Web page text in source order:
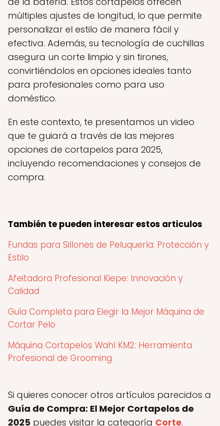
múltiples ajustes de longitud, lo que permite
personalizar el estilo de manera fácil y
efectiva. Además, su tecnología de cuchillas
asegura un corte limpio y sin tirones,
convirtiéndolos en opciones ideales tanto
para profesionales como para uso
doméstico.
En este contexto, te presentamos un video
que te guiará a través de las mejores
opciones de cortapelos para 2025,
incluyendo recomendaciones y consejos de
compra.
También te pueden interesar estos articulos
Fundas para Sillones de Peluquería: Protección y
Estilo
Afeitadora Profesional Kiepe: Innovación y
Calidad
Guía Completa para Elegir la Mejor Máquina de
Cortar Pelo
Máquina Cortapelos Wahl KM2: Herramienta
Profesional de Grooming
Si quieres conocer otros artículos parecidos a
Guía de Compra: El Mejor Cortapelos de
2025 puedes visitar la categoría Corte.